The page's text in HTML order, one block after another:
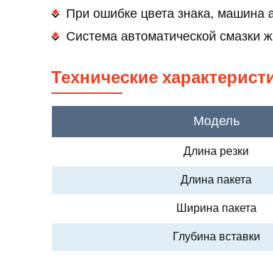
При ошибке цвета знака, машина
Система автоматической
Технические
Модель
Длина резки
Длина пакета
Ширина пакета
Глубина вставки